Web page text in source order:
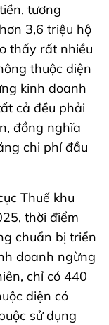
tương
3,6 triệu hộ
thấy rất nhiều
thuộc diện
kinh doanh
cả đều phải
đồng nghĩa
chi phí đầu
Thuế khu
thời điểm
chuẩn bị triển
doanh ngừng
chỉ có 440
diện có
sử dụng